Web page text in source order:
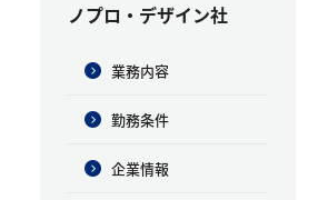
ノプロ・デザイン社
業務内容
勤務条件
企業情報